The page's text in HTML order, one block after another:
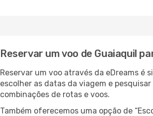
Reservar um voo de Guaiaquil
Reservar um voo através da eDreams é
escolher as datas da viagem e
combinações de rotas e voos.
Também oferecemos uma opção de